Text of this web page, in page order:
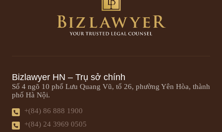
Bizlawyer HN – Trụ sở chính
Số 4 ngõ 10 phố Lưu Quang Vũ, tổ 26, phường Yên Hòa, thành
phố Hà Nội.
+(84) 86 888 1900
+(84) 24 3969 0505